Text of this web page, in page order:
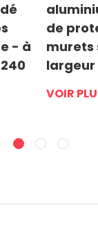
- à
de
murets
largeur
VOIR